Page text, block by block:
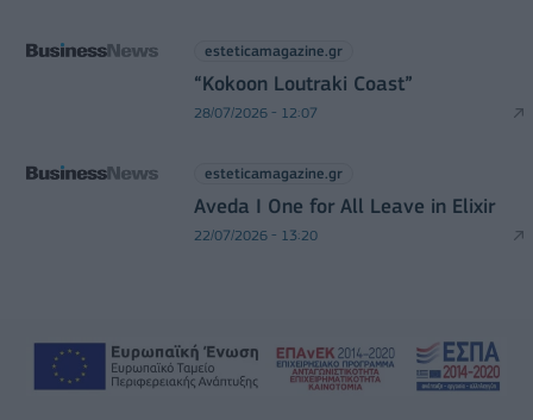
esteticamagazine.gr
“Kokoon Loutraki Coast”
28/07/2026 - 12:07
esteticamagazine.gr
Aveda I One for All Leave in Elixir
22/07/2026 - 13:20